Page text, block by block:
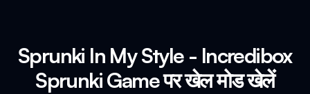
Sprunki In My Style - Incredibox
Sprunki Game पर खेल मोड खेलें